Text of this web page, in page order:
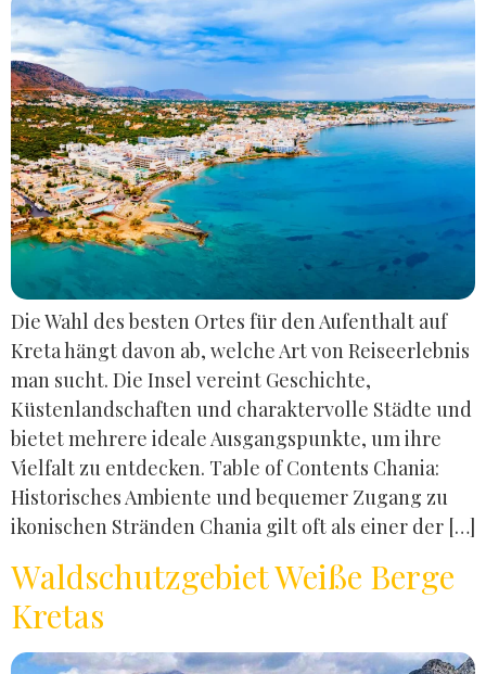
Die Wahl des besten Ortes für den Aufenthalt auf
Kreta hängt davon ab, welche Art von Reiseerlebnis
man sucht. Die Insel vereint Geschichte,
Küstenlandschaften und charaktervolle Städte und
bietet mehrere ideale Ausgangspunkte, um ihre
Vielfalt zu entdecken. Table of Contents Chania:
Historisches Ambiente und bequemer Zugang zu
ikonischen Stränden Chania gilt oft als einer der […]
Waldschutzgebiet Weiße Berge
Kretas